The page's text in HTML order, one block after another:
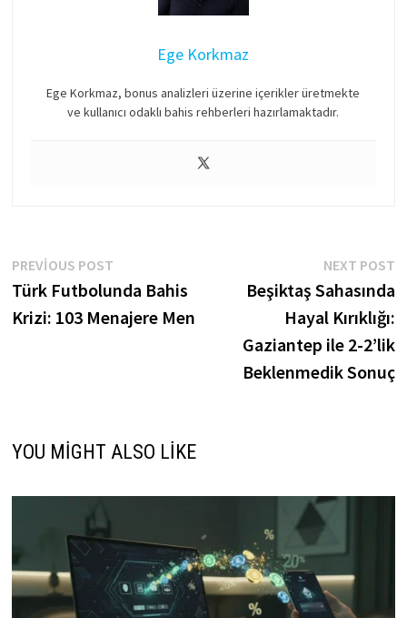
Ege Korkmaz
Ege Korkmaz, bonus analizleri üzerine içerikler üretmekte
ve kullanıcı odaklı bahis rehberleri hazırlamaktadır.
Yazı
gezinmesi
PREVIOUS POSTPrevious
post:
Türk Futbolunda Bahis
Krizi: 103 Menajere Men
NEXT POST
Beşiktaş Sahasında
Hayal Kırıklığı:
Gaziantep ile 2-2’lik
Beklenmedik Sonuç
YOU MIGHT ALSO LIKE